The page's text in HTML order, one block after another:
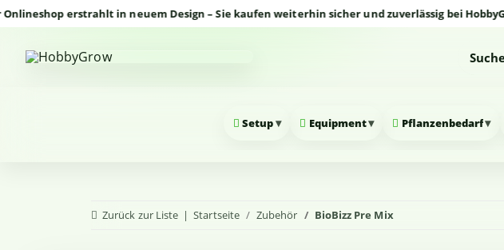
erstrahlt in neuem Design – Sie kaufen weiterhin sicher und zuverlässig bei HobbyGrow.
Setup▾ Equipment▾ Pflanzenbedarf▾
Zurück zur Liste Startseite Zubehör BioBizz Pre Mix